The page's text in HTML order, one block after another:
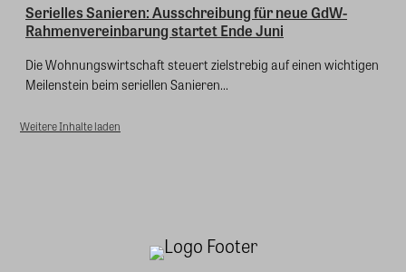
Serielles Sanieren: Ausschreibung für neue GdW-
Rahmenvereinbarung startet Ende Juni
Die Wohnungswirtschaft steuert zielstrebig auf einen wichtigen
Meilenstein beim seriellen Sanieren...
Weitere Inhalte laden